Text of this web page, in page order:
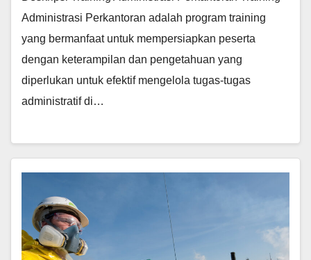
Administrasi Perkantoran adalah program training
yang bermanfaat untuk mempersiapkan peserta
dengan keterampilan dan pengetahuan yang
diperlukan untuk efektif mengelola tugas-tugas
administratif di…